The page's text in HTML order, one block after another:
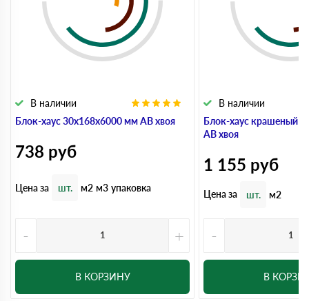
Блок-хаус 30x168x6000 мм АВ хвоя
В наличии
738 руб
Цена за шт. м2 м3 упаковка
- +
В КОРЗИНУ
Блок-хаус крашеный
АВ хвоя
В наличии
1 155 руб
Цена за шт. м2
-
В